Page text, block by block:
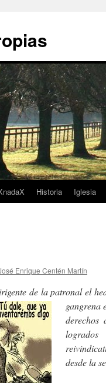
Historia Iglesia
Enrique Centén Martín
de la patronal el
gangrena
derechos
desde la